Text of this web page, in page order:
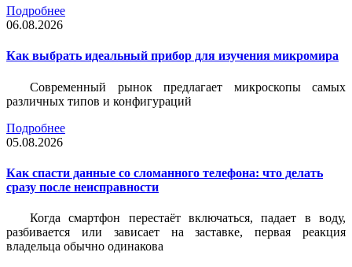
Подробнее
06.08.2026
Как выбрать идеальный прибор для изучения микромира
Современный рынок предлагает микроскопы самых
различных типов и конфигураций
Подробнее
05.08.2026
Как спасти данные со сломанного телефона: что делать
сразу после неисправности
Когда смартфон перестаёт включаться, падает в воду,
разбивается или зависает на заставке, первая реакция
владельца обычно одинакова